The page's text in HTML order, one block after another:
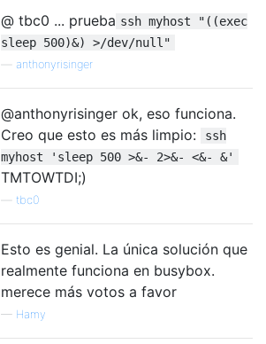
@ tbc0 ... prueba ssh myhost "((exec
sleep 500)&) >/dev/null"
anthonyrisinger
@anthonyrisinger ok, eso funciona.
Creo que esto es más limpio:
ssh
myhost 'sleep 500 >&- 2>&- <&- &'
TMTOWTDI;)
tbc0
Esto es genial. La única solución que
realmente funciona en busybox.
merece más votos a favor
— Hamy